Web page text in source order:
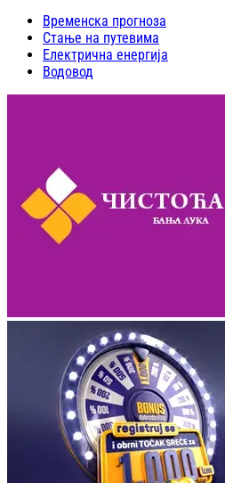
Временска прогноза
Стање на путевима
Електрична енергија
Водовод